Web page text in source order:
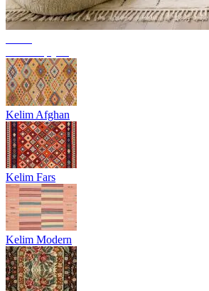
Kelim Afghan
Kelim Fars
Kelim Modern